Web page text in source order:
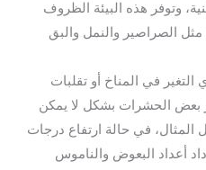
وتوفر هذه البيئة الظروف
مثل الصراصير والنمل والبق
التغير في المناخ أو تقلبات
بعض الحشرات بشكل لا يمكن
المثال، في حالة ارتفاع درجات
أعداد البعوض والناموس